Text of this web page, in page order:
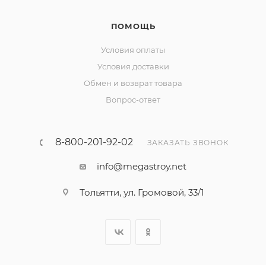
ПОМОЩЬ
Условия оплаты
Условия доставки
Обмен и возврат товара
Вопрос-ответ
8-800-201-92-02 ЗАКАЗАТЬ ЗВОНОК
info@megastroy.net
Тольятти, ул. Громовой, 33/1